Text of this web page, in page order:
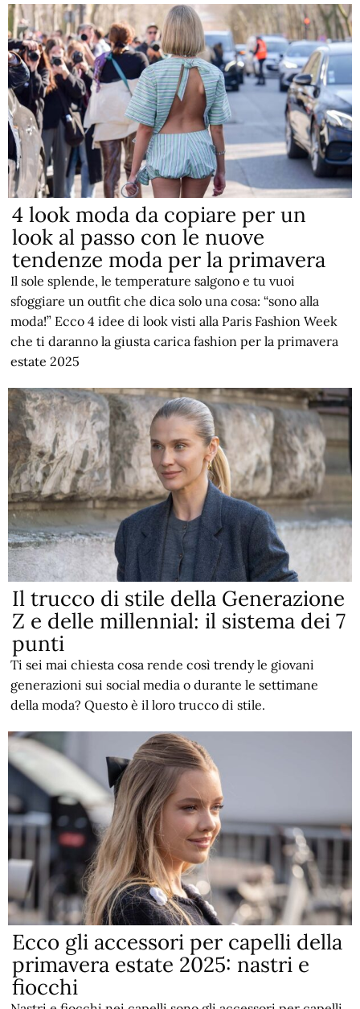
4 look moda da copiare per un
look al passo con le nuove
tendenze moda per la primavera
Il sole splende, le temperature salgono e tu vuoi
sfoggiare un outfit che dica solo una cosa: “sono alla
moda!” Ecco 4 idee di look visti alla Paris Fashion Week
che ti daranno la giusta carica fashion per la primavera
estate 2025
Il trucco di stile della Generazione
Z e delle millennial: il sistema dei 7
punti
Ti sei mai chiesta cosa rende così trendy le giovani
generazioni sui social media o durante le settimane
della moda? Questo è il loro trucco di stile.
Ecco gli accessori per capelli della
primavera estate 2025: nastri e
fiocchi